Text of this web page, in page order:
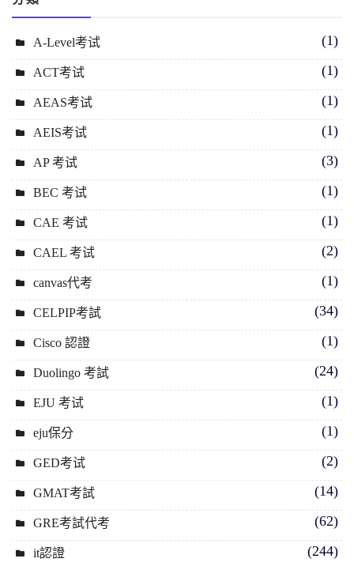
A-Level考试 (1)
ACT考试 (1)
AEAS考试 (1)
AEIS考试 (1)
AP 考试 (3)
BEC 考试 (1)
CAE 考试 (1)
CAEL 考试 (2)
canvas代考 (1)
CELPIP考試 (34)
Cisco 認證 (1)
Duolingo 考試 (24)
EJU 考试 (1)
eju保分 (1)
GED考试 (2)
GMAT考試 (14)
GRE考試代考 (62)
it認證 (244)